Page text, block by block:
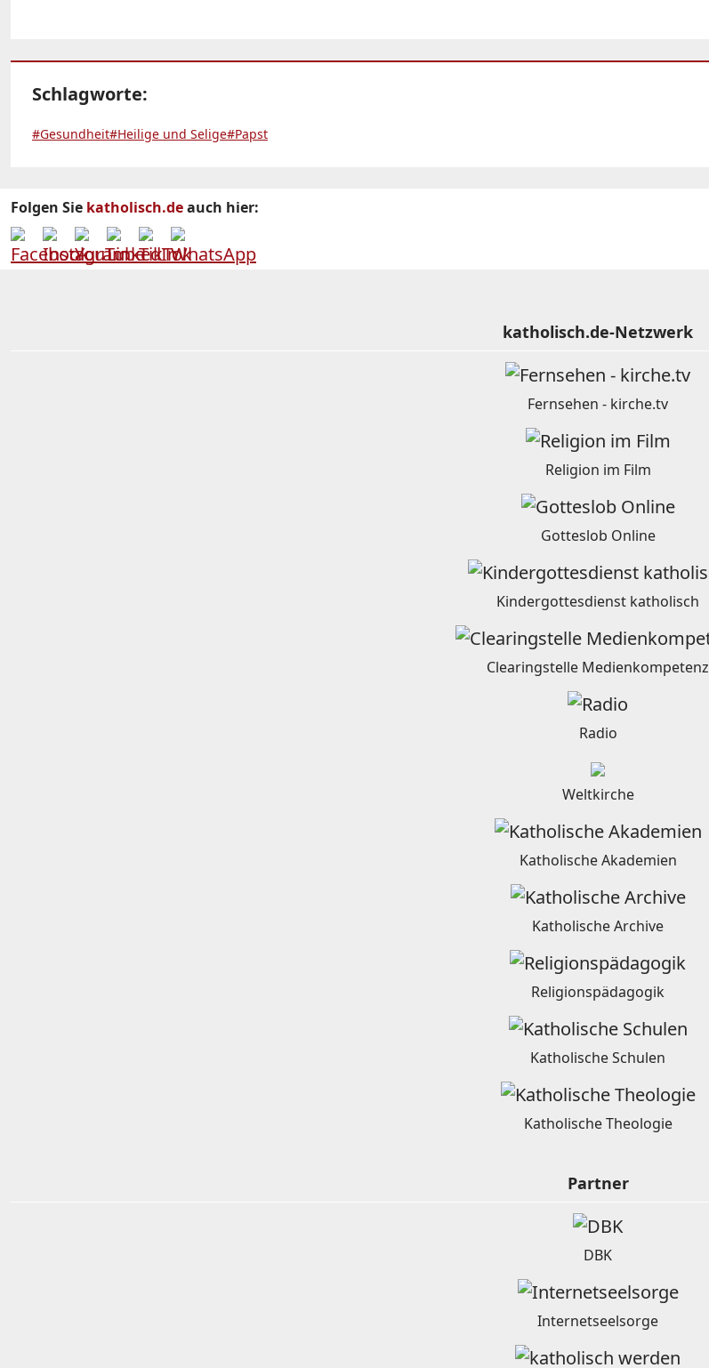
Schlagworte:
#Gesundheit#Heilige und Selige#Papst
Folgen Sie katholisch.deauch hier:
katholisch.de-Netzwerk
Fernsehen - kirche.tv
Religion im Film
Gotteslob Online
Kindergottesdienst katholisch
Clearingstelle Medienkompetenz
Radio
Weltkirche
Katholische Akademien
Katholische Archive
Religionspädagogik
Katholische Schulen
Katholische Theologie
Partner
DBK
Internetseelsorge